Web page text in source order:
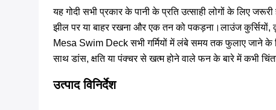
यह गोदी सभी प्रकार के पानी के प्रति उत्साही लोगों के लिए
झील पर या बाहर रखना और एक तन को पकड़ना।लाउंज
Mesa Swim Deck सभी गर्मियों में लंबे समय तक फुलाए जाने के
साथ डांस, क्षति या पंक्चर से खत्म होने वाले फन के बारे में कभी
उत्पाद विनिर्देश